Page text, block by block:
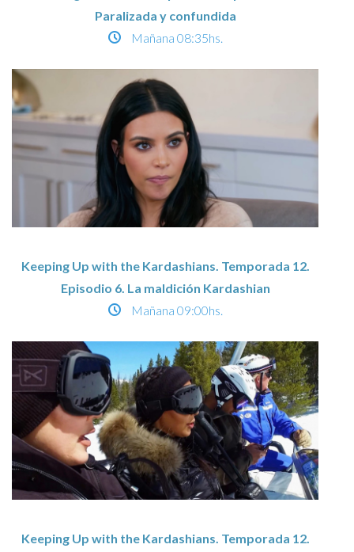
Paralizada y confundida
Mañana 08:35hs.
Keeping Up with the Kardashians. Temporada 12.
Episodio 6. La maldición Kardashian
Mañana 09:00hs.
Keeping Up with the Kardashians. Temporada 12.